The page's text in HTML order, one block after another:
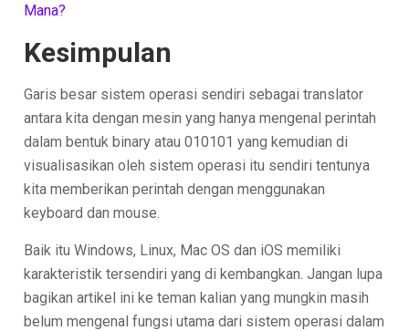
Mana?
Kesimpulan
Garis besar sistem operasi sendiri sebagai translator
antara kita dengan mesin yang hanya mengenal perintah
dalam bentuk binary atau 010101 yang kemudian di
visualisasikan oleh sistem operasi itu sendiri tentunya
kita memberikan perintah dengan menggunakan
keyboard dan mouse.
Baik itu Windows, Linux, Mac OS dan iOS memiliki
karakteristik tersendiri yang di kembangkan. Jangan lupa
bagikan artikel ini ke teman kalian yang mungkin masih
belum mengenal fungsi utama dari sistem operasi dalam